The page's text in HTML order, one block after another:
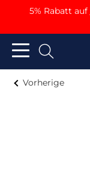
5% Rabatt auf
Vorherige